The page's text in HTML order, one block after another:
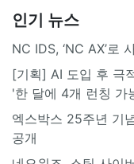
인기 뉴스
NC IDS, ‘NC AX’로
[기획] AI 도입 후 극
'한 달에 4개 런칭 가
엑스박스 25주년 기
공개